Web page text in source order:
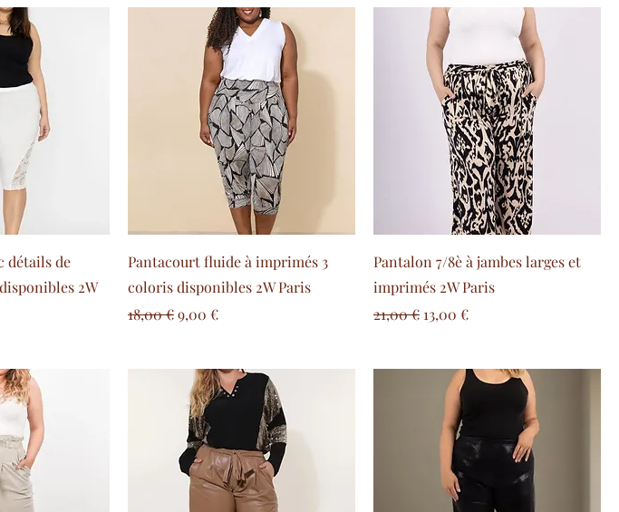
détails de
2W
Pantacourt fluide à imprimés 3
coloris disponibles 2W Paris
Prezzo regolare
18,00 €Prezzo scontato
9,00 €
Pantalon 7/8è à jambes larges et
imprimés 2W Paris
Prezzo regolare
21,00 € Prezzo scontato
13,00 €